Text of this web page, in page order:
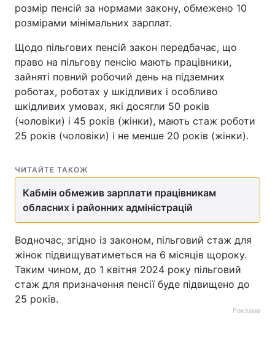
розмір пенсій за нормами закону, обмежено 10
розмірами мінімальних зарплат.
Щодо пільгових пенсій закон передбачає, що
право на пільгову пенсію мають працівники,
зайняті повний робочий день на підземних
роботах, роботах у шкідливих і особливо
шкідливих умовах, які досягли 50 років
(чоловіки) і 45 років (жінки), мають стаж роботи
25 років (чоловіки) і не менше 20 років (жінки).
ЧИТАЙТЕ ТАКОЖ
Кабмін обмежив зарплати працівникам
обласних і районних адміністрацій
Водночас, згідно із законом, пільговий стаж для
жінок підвищуватиметься на 6 місяців щороку.
Таким чином, до 1 квітня 2024 року пільговий
стаж для призначення пенсії буде підвищено до
25 років.
Реклама